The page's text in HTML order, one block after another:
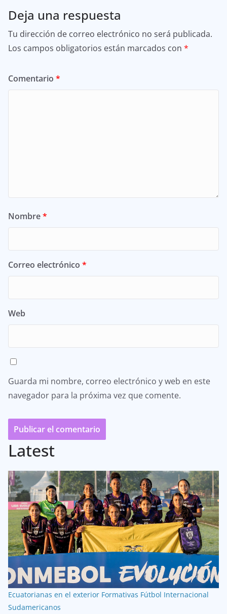
Deja una respuesta
Tu dirección de correo electrónico no será publicada.
Los campos obligatorios están marcados con *
Comentario *
Nombre*
Correo electrónico *
Web
Guarda mi nombre, correo electrónico y web en este
navegador para la próxima vez que comente.
Latest
Ecuatorianas en el exterior Formativas Fútbol Internacional
Sudamericanos